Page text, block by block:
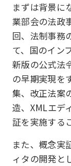
まずは背景に
業部会の法政
回、法制事務
て、国のイン
新版の公式法
の早期実現を
集、改正法案
造、XMLエデ
証を実施する
また、概念実
ィタの開発と